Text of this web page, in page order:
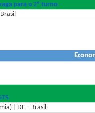
para o 2º turno
| DF – Brasil